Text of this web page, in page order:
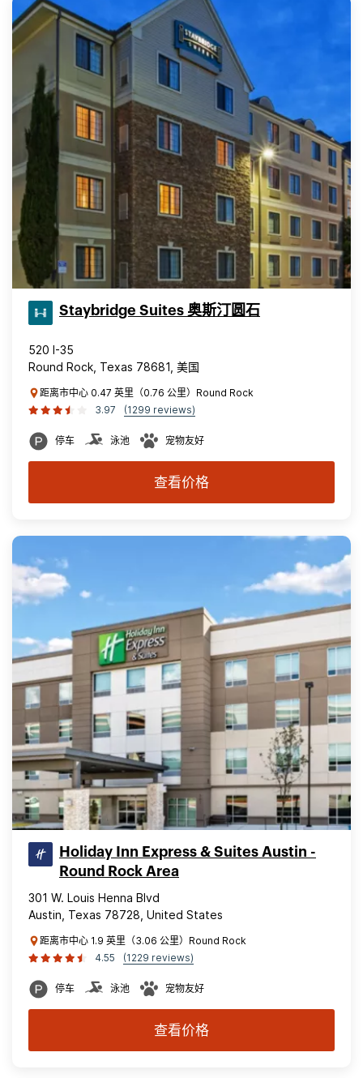
Staybridge Suites 奥斯汀圆石
520 I-35
Round Rock, Texas 78681, 美国
距离市中心 0.47 英里（0.76 公里）Round Rock
3.97
(1299 reviews)
停车 泳池 宠物友好
查看价格
Holiday Inn Express & Suites Austin -
Round Rock Area
301 W. Louis Henna Blvd
Austin, Texas 78728, United States
距离市中心 1.9 英里（3.06 公里）Round Rock
4.55
(1229 reviews)
停车 泳池 宠物友好
查看价格